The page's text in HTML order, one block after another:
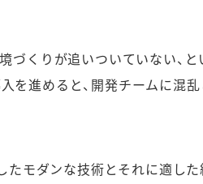
づくりが追いついていない、
進めると、開発チームに混
モダンな技術とそれに適し